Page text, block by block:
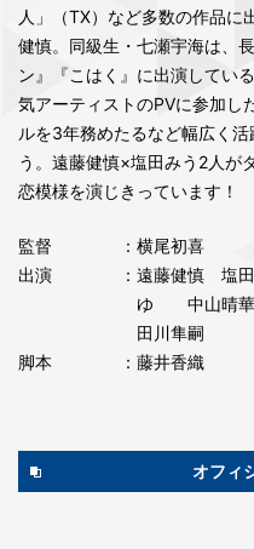
人」（TX）など多数の作品に
健慎。同級生・七瀬宇海は、
ン』『こはく』に出演してい
気アーティストのPVに参加し
ルを3年務めたるなど幅広く
う。遠藤健慎×塩田みう2人が
恋模様を演じきっています！
監督
：横尾初喜
出演
：遠藤健慎 塩
ゆ 中山晴
田川隼嗣
脚本
：藤井香織
オフィ